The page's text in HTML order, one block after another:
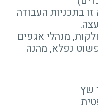
בתכניות העבודה
מנהלי אגפים
פשוט נפלא, מהנה
שץ